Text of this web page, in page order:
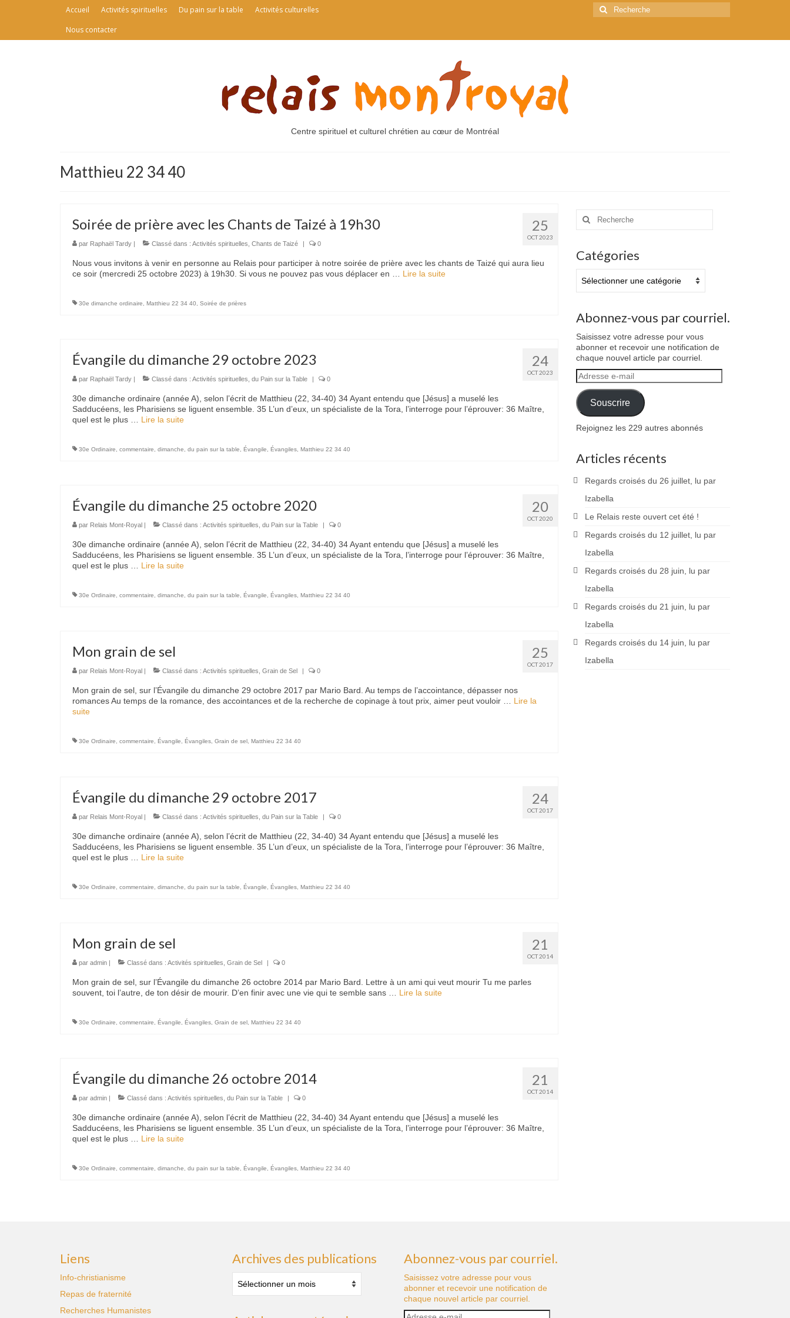
Accueil Activités spirituelles Du pain sur la table
Activités culturelles
Nous contacter
Rechercher
:
Centre spirituel et culturel chrétien au cœur de Montréal
Matthieu 22 34 40
25
OCT 2023
Soirée de prière avec les Chants de Taizé à 19h30
par Raphaël Tardy | Classé dans : Activités spirituelles Chants de Taizé | 0
Nous vous invitons à venir en personne au Relais pour participer à notre soirée de prière avec les chants de Taizé qui aura lieu
ce soir (mercredi 25 octobre 2023) à 19h30. Si vous ne pouvez pas vous déplacer en … Lire la suite­­
30e dimanche ordinaire Matthieu 22 34 40 Soirée de prières
24
OCT 2023
Évangile du dimanche 29 octobre 2023
par Raphaël Tardy | Classé dans : Activités spirituelles du Pain sur la Table | 0
30e dimanche ordinaire (année A), selon l’écrit de Matthieu (22, 34-40) 34 Ayant entendu que [Jésus] a muselé les
Sadducéens, les Pharisiens se liguent ensemble. 35 L’un d’eux, un spécialiste de la Tora, l’interroge pour l’éprouver: 36 Maître,
quel est le plus … Lire la suite­­
30e Ordinaire commentaire dimanche du pain sur la table Évangile Évangiles Matthieu 22 34 40
20
OCT 2020
Évangile du dimanche 25 octobre 2020
par Relais Mont-Royal | Classé dans : Activités spirituelles du Pain sur la Table | 0
30e dimanche ordinaire (année A), selon l’écrit de Matthieu (22, 34-40) 34 Ayant entendu que [Jésus] a muselé les
Sadducéens, les Pharisiens se liguent ensemble. 35 L’un d’eux, un spécialiste de la Tora, l’interroge pour l’éprouver: 36 Maître,
quel est le plus … Lire la suite­­
30e Ordinaire commentaire dimanche du pain sur la table Évangile Évangiles Matthieu 22 34 40
25
OCT 2017
Mon grain de sel
par Relais Mont-Royal | Classé dans : Activités spirituelles Grain de Sel | 0
Mon grain de sel, sur l’Évangile du dimanche 29 octobre 2017 par Mario Bard. Au temps de l’accointance, dépasser nos
romances Au temps de la romance, des accointances et de la recherche de copinage à tout prix, aimer peut vouloir … Lire la
suite­­
30e Ordinaire commentaire Évangile Évangiles Grain de sel Matthieu 22 34 40
24
OCT 2017
Évangile du dimanche 29 octobre 2017
par Relais Mont-Royal | Classé dans : Activités spirituelles du Pain sur la Table | 0
30e dimanche ordinaire (année A), selon l’écrit de Matthieu (22, 34-40) 34 Ayant entendu que [Jésus] a muselé les
Sadducéens, les Pharisiens se liguent ensemble. 35 L’un d’eux, un spécialiste de la Tora, l’interroge pour l’éprouver: 36 Maître,
quel est le plus … Lire la suite­­
30e Ordinaire commentaire dimanche du pain sur la table Évangile Évangiles Matthieu 22 34 40
21
OCT 2014
Mon grain de sel
par admin | Classé dans : Activités spirituelles Grain de Sel | 0
Mon grain de sel, sur l’Évangile du dimanche 26 octobre 2014 par Mario Bard. Lettre à un ami qui veut mourir Tu me parles
souvent, toi l’autre, de ton désir de mourir. D’en finir avec une vie qui te semble sans … Lire la suite­­
30e Ordinaire commentaire Évangile Évangiles Grain de sel Matthieu 22 34 40
21
OCT 2014
Évangile du dimanche 26 octobre 2014
par admin | Classé dans : Activités spirituelles du Pain sur la Table | 0
30e dimanche ordinaire (année A), selon l’écrit de Matthieu (22, 34-40) 34 Ayant entendu que [Jésus] a muselé les
Sadducéens, les Pharisiens se liguent ensemble. 35 L’un d’eux, un spécialiste de la Tora, l’interroge pour l’éprouver: 36 Maître,
quel est le plus … Lire la suite­­
30e Ordinaire commentaire dimanche du pain sur la table Évangile Évangiles Matthieu 22 34 40
Rechercher
Catégories
Abonnez-vous par courriel.
Saisissez votre adresse pour vous
abonner et recevoir une notification de
chaque nouvel article par courriel.
Adresse
e-
mail
Souscrire
Rejoignez les 229 autres abonnés
Articles récents
Regards croisés du 26 juillet, lu par
Izabella
Le Relais reste ouvert cet été !
Regards croisés du 12 juillet, lu par
Izabella
Regards croisés du 28 juin, lu par
Izabella
Regards croisés du 21 juin, lu par
Izabella
Regards croisés du 14 juin, lu par
Izabella
Liens
Info-christianisme
Repas de fraternité
Recherches Humanistes
Archives des publications
des
publications
Abonnez-vous par courriel.
Saisissez votre adresse pour vous
abonner et recevoir une notification de
chaque nouvel article par courriel.
Adresse